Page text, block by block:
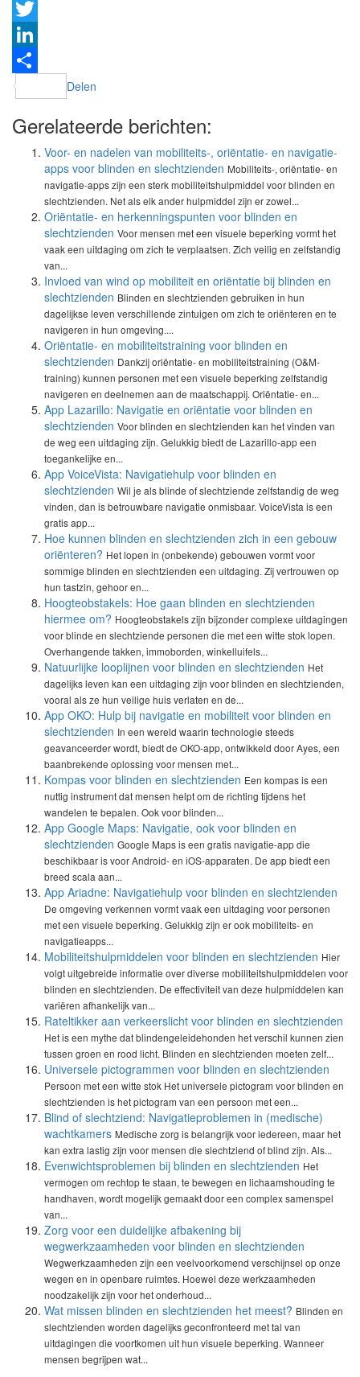
Facebook
Twitter
LinkedIn
Delen
Gerelateerde berichten:
Voor- en nadelen van mobiliteits-, oriëntatie- en navigatie-
apps voor blinden en slechtzienden Mobiliteits-, oriëntatie- en
navigatie-apps zijn een sterk mobiliteitshulpmiddel voor blinden en
slechtzienden. Net als elk ander hulpmiddel zijn er zowel...
Oriëntatie- en herkenningspunten voor blinden en
slechtzienden Voor mensen met een visuele beperking vormt het
vaak een uitdaging om zich te verplaatsen. Zich veilig en zelfstandig
van...
Invloed van wind op mobiliteit en oriëntatie bij blinden en
slechtzienden Blinden en slechtzienden gebruiken in hun
dagelijkse leven verschillende zintuigen om zich te oriënteren en te
navigeren in hun omgeving....
Oriëntatie- en mobiliteitstraining voor blinden en
slechtzienden Dankzij oriëntatie- en mobiliteitstraining (O&M-
training) kunnen personen met een visuele beperking zelfstandig
navigeren en deelnemen aan de maatschappij. Oriëntatie- en...
App Lazarillo: Navigatie en oriëntatie voor blinden en
slechtzienden Voor blinden en slechtzienden kan het vinden van
de weg een uitdaging zijn. Gelukkig biedt de Lazarillo-app een
toegankelijke en...
App VoiceVista: Navigatiehulp voor blinden en
slechtzienden Wil je als blinde of slechtziende zelfstandig de weg
vinden, dan is betrouwbare navigatie onmisbaar. VoiceVista is een
gratis app...
Hoe kunnen blinden en slechtzienden zich in een gebouw
oriënteren? Het lopen in (onbekende) gebouwen vormt voor
sommige blinden en slechtzienden een uitdaging. Zij vertrouwen op
hun tastzin, gehoor en...
Hoogteobstakels: Hoe gaan blinden en slechtzienden
hiermee om? Hoogteobstakels zijn bijzonder complexe uitdagingen
voor blinde en slechtziende personen die met een witte stok lopen.
Overhangende takken, immoborden, winkelluifels...
Natuurlijke looplijnen voor blinden en slechtzienden Het
dagelijks leven kan een uitdaging zijn voor blinden en slechtzienden,
vooral als ze hun veilige huis verlaten en de...
App OKO: Hulp bij navigatie en mobiliteit voor blinden en
slechtzienden In een wereld waarin technologie steeds
geavanceerder wordt, biedt de OKO-app, ontwikkeld door Ayes, een
baanbrekende oplossing voor mensen met...
Kompas voor blinden en slechtzienden Een kompas is een
nuttig instrument dat mensen helpt om de richting tijdens het
wandelen te bepalen. Ook voor blinden...
App Google Maps: Navigatie, ook voor blinden en
slechtzienden Google Maps is een gratis navigatie-app die
beschikbaar is voor Android- en iOS-apparaten. De app biedt een
breed scala aan...
App Ariadne: Navigatiehulp voor blinden en slechtzienden
De omgeving verkennen vormt vaak een uitdaging voor personen
met een visuele beperking. Gelukkig zijn er ook mobiliteits- en
navigatieapps...
Mobiliteitshulpmiddelen voor blinden en slechtzienden Hier
volgt uitgebreide informatie over diverse mobiliteitshulpmiddelen voor
blinden en slechtzienden. De effectiviteit van deze hulpmiddelen kan
variëren afhankelijk van...
Rateltikker aan verkeerslicht voor blinden en slechtzienden
Het is een mythe dat blindengeleidehonden het verschil kunnen zien
tussen groen en rood licht. Blinden en slechtzienden moeten zelf...
Universele pictogrammen voor blinden en slechtzienden
Persoon met een witte stok Het universele pictogram voor blinden en
slechtzienden is het pictogram van een persoon met een...
Blind of slechtziend: Navigatieproblemen in (medische)
wachtkamers Medische zorg is belangrijk voor iedereen, maar het
kan extra lastig zijn voor mensen die slechtziend of blind zijn. Als...
Evenwichtsproblemen bij blinden en slechtzienden Het
vermogen om rechtop te staan, te bewegen en lichaamshouding te
handhaven, wordt mogelijk gemaakt door een complex samenspel
van...
Zorg voor een duidelijke afbakening bij
wegwerkzaamheden voor blinden en slechtzienden
Wegwerkzaamheden zijn een veelvoorkomend verschijnsel op onze
wegen en in openbare ruimtes. Hoewel deze werkzaamheden
noodzakelijk zijn voor het onderhoud...
Wat missen blinden en slechtzienden het meest? Blinden en
slechtzienden worden dagelijks geconfronteerd met tal van
uitdagingen die voortkomen uit hun visuele beperking. Wanneer
mensen begrijpen wat...